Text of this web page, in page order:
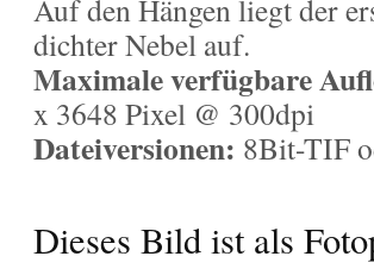
Auf den Hängen liegt der
dichter Nebel auf.
Maximale verfügbare
x 3648 Pixel @ 300dpi
Dateiversionen: 8Bit-TIF
Dieses Bild ist als